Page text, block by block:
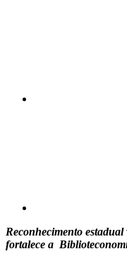
Reconhecimento
fortalece a